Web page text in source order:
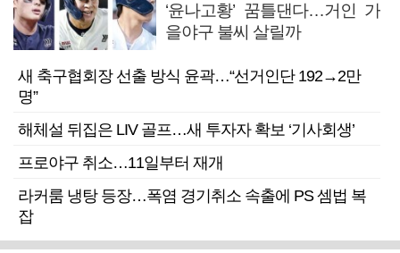
‘윤나고황’ 꿈틀댄다…거인 가
을야구 불씨 살릴까
새 축구협회장 선출 방식 윤곽…“선거인단 192→2만
명”
해체설 뒤집은 LIV 골프…새 투자자 확보 ‘기사회생’
프로야구 취소…11일부터 재개
라커룸 냉탕 등장…폭염 경기취소 속출에 PS 셈법 복
잡